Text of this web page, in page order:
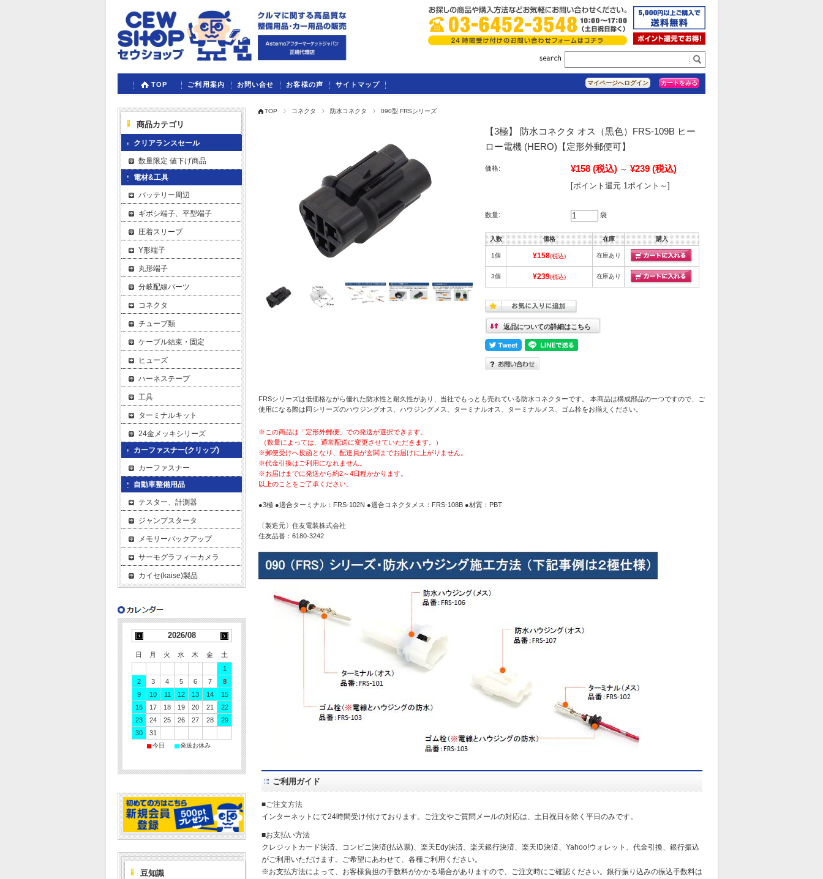
マイページへログイン カートをみる
TOP ご利用案内 お問い合せ お客様の声 サイトマップ
TOP コネクタ 防水コネクタ 090型 FRSシリーズ
【3極】 防水コネクタ オス（黒色）FRS-109B ヒー
ロー電機 (HERO)【定形外郵便可】
価格: ¥158 (税込) ～ ¥239 (税込)
[ポイント還元 1ポイント～]
数量: 袋
入数 価格 在庫 購入
1個 ¥158(税込) 在庫あり
3個 ¥239(税込) 在庫あり
返品についての詳細はこちら
FRSシリーズは低価格ながら優れた防水性と耐久性があり、当社でもっとも売れている防水コネクターです。 本商品は構成部品の一つですので、ご
使用になる際は同シリーズのハウジングオス、ハウジングメス、ターミナルオス、ターミナルメス、ゴム栓をお揃えください。
※この商品は「定形外郵便」での発送が選択できます。
（数量によっては、通常配送に変更させていただきます。）
※郵便受けへ投函となり、配達員が玄関までお届けに上がりません。
※代金引換はご利用になれません。
※お届けまでに発送から約2～4日程かかります。
以上のことをご了承ください。
●3極 ●適合ターミナル：FRS-102N ●適合コネクタメス：FRS-108B ●材質：PBT
〔製造元〕住友電装株式会社
住友品番：6180-3242
ご利用ガイド
■ご注文方法
インターネットにて24時間受け付けております。ご注文やご質問メールの対応は、土日祝日を除く平日のみです。
■お支払い方法
クレジットカード決済、コンビニ決済(払込票)、楽天Edy決済、楽天銀行決済、楽天ID決済、Yahoo!ウォレット、代金引換、銀行振込
がご利用いただけます。ご希望にあわせて、各種ご利用ください。
※お支払方法によって、お客様負担の手数料がかかる場合がありますので、ご注文時にご確認ください。銀行振り込みの振込手数料は
商品カテゴリ
クリアランスセール
数量限定 値下げ商品
電材&工具
バッテリー周辺
ギボシ端子、平型端子
圧着スリーブ
Y形端子
丸形端子
分岐配線パーツ
コネクタ
チューブ類
ケーブル結束・固定
ヒューズ
ハーネステープ
工具
ターミナルキット
24金メッキシリーズ
カーファスナー(クリップ)
カーファスナー
自動車整備用品
テスター、計測器
ジャンプスタータ
メモリーバックアップ
サーモグラフィーカメラ
カイセ(kaise)製品
2026/08
日 月 火 水 木 金
土
1
2
3 4 5 6 7
8
9
10 11 12 13 14
15
16
17 18 19 20 21
22
23
24 25 26 27 28
29
30
31
■今日 ■発送お休み
豆知識